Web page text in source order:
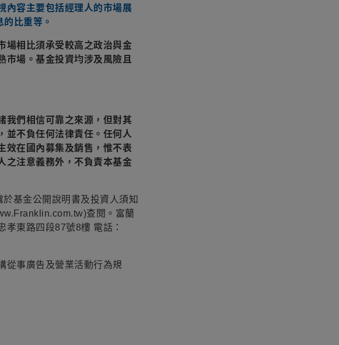
內容主要包括經理人的市場展
比重等。
場相比須承受較高之政治與金
市場。基金投資均涉及風險且
我們相信可靠之來源，但對其
並不負任何法律責任。任何人
效在國內募集及銷售，惟不表
之注意義務外，不負責本基金
基金公開說明書及投資人須知
查閱。富蘭
東路四段87號8樓 電話：
從事廣告及營業活動行為規